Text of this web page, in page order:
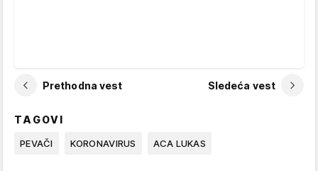
Prethodna vest Sledeća vest
TAGOVI
PEVAČI KORONAVIRUS ACA LUKAS